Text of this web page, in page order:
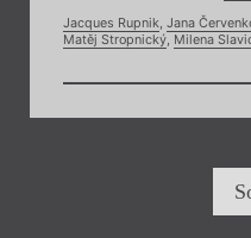
Jacques Rupnik, Jana
Matěj Stropnický, Milena